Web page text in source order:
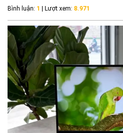
Bình luận: 1 | Lượt xem: 8.971